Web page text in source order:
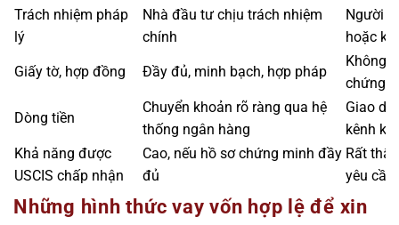
Trách nhiệm pháp
lý
Nhà đầu tư chịu trách nhiệm
chính
Người
hoặc
Giấy tờ, hợp đồng Đầy đủ, minh bạch, hợp pháp
Không
chứng
Dòng tiền
Chuyển khoản rõ ràng qua hệ
thống ngân hàng
Giao
kênh
Khả năng được
USCIS chấp nhận
Cao, nếu hồ sơ chứng minh đầy
đủ
Rất
yêu cầu
Những hình thức vay vốn hợp lệ để xin